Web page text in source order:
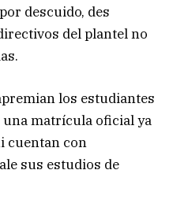
descuido, des
del plantel no
los estudiantes
una matrícula oficial ya
cuentan con
sus estudios de